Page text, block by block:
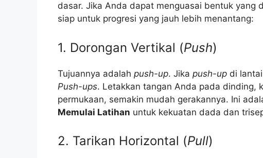
dasar. Jika Anda dapat menguasai bentuk yang
siap untuk progresi yang jauh lebih menantang:
1. Dorongan Vertikal (Push)
Tujuannya adalah push-up. Jika push-up di
Push-ups. Letakkan tangan Anda pada dinding,
permukaan, semakin mudah gerakannya. Ini
Memulai Latihan untuk kekuatan dada dan
2. Tarikan Horizontal (Pull)